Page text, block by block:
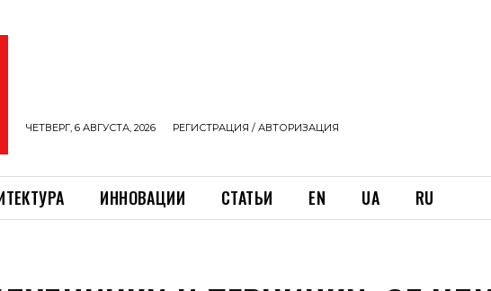
ЧЕТВЕРГ, 6 АВГУСТА, 2026 РЕГИСТРАЦИЯ / АВТОРИЗАЦИЯ
ИННОВАЦИИ СТАТЬИ EN UA RU